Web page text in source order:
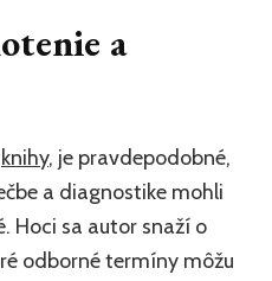
a
knihy, je pravdepodobné,
a diagnostike mohli
Hoci sa autor snaží o
odborné termíny môžu